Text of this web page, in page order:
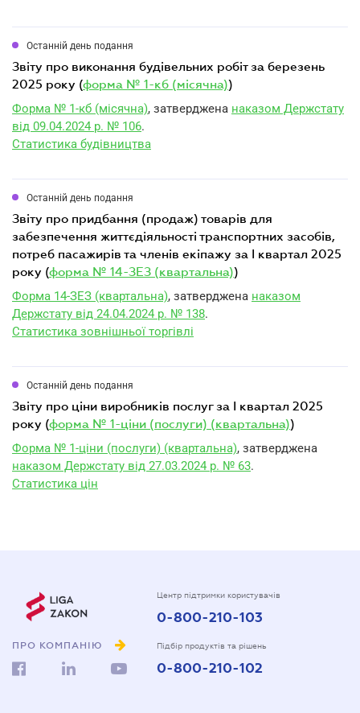
Останній день подання
звіту про виконання будівельних робіт за березень
2025 року (форма № 1-кб (місячна))
Форма № 1-кб (місячна), затверджена наказом Держстату
від 09.04.2024 р. № 106.
Статистика будівництва
Останній день подання
звіту про придбання (продаж) товарів для
забезпечення життєдіяльності транспортних засобів,
потреб пасажирів та членів екіпажу за I квартал 2025
року (форма № 14-ЗЕЗ (квартальна))
Форма 14-ЗЕЗ (квартальна), затверджена наказом
Держстату від 24.04.2024 р. № 138.
Статистика зовнішньої торгівлі
Останній день подання
звіту про ціни виробників послуг за I квартал 2025
року (форма № 1-ціни (послуги) (квартальна))
Форма № 1-ціни (послуги) (квартальна), затверджена
наказом Держстату від 27.03.2024 р. № 63.
Статистика цін
ПРО КОМПАНІЮ
Центр підтримки користувачів
0-800-210-103
Підбір продуктів та рішень
0-800-210-102